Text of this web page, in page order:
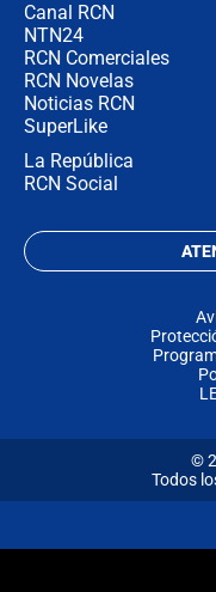
Canal RCN
NTN24
RCN Comerciales
RCN Novelas
Noticias RCN
SuperLike
La República
RCN Social
©
Todos